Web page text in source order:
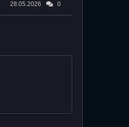
28.05.2026 0